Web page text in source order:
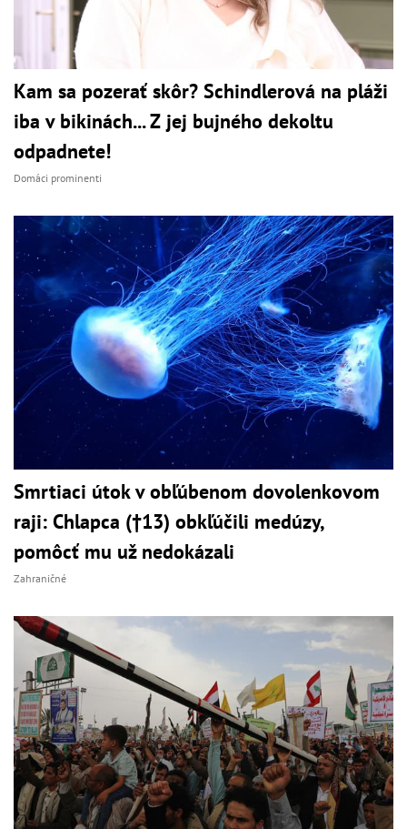
Kam sa pozerať skôr? Schindlerová na pláži
iba v bikinách... Z jej bujného dekoltu
odpadnete!
Domáci prominenti
Smrtiaci útok v obľúbenom dovolenkovom
raji: Chlapca (†13) obkľúčili medúzy,
pomôcť mu už nedokázali
Zahraničné